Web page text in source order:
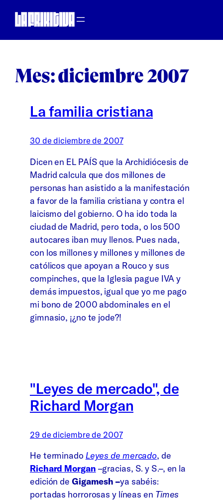
Mes:diciembre 2007
La familia cristiana
30 de diciembre de 2007
Dicen en EL PAÍS que la Archidiócesis de
Madrid calcula que dos millones de
personas han asistido a la manifestación
a favor de la familia cristiana y contra el
laicismo del gobierno. O ha ido toda la
ciudad de Madrid, pero toda, o los 500
autocares iban muy llenos. Pues nada,
con los millones y millones y millones de
católicos que apoyan a Rouco y sus
compinches, que la Iglesia pague IVA y
demás impuestos, igual que yo me pago
mi bono de 2000 abdominales en el
gimnasio, ¡¿no te jode?!
"Leyes de mercado", de
Richard Morgan
29 de diciembre de 2007
He terminado Leyes de mercado, de
Richard Morgan –gracias, S. y S.–, en la
edición de Gigamesh –ya sabéis:
portadas horrorosas y líneas en Times